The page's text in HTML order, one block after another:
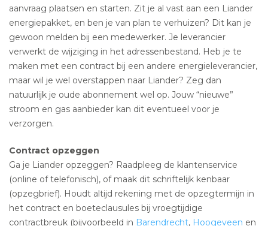
aanvraag plaatsen en starten. Zit je al vast aan een Liander
energiepakket, en ben je van plan te verhuizen? Dit kan je
gewoon melden bij een medewerker. Je leverancier
verwerkt de wijziging in het adressenbestand. Heb je te
maken met een contract bij een andere energieleverancier,
maar wil je wel overstappen naar Liander? Zeg dan
natuurlijk je oude abonnement wel op. Jouw “nieuwe”
stroom en gas aanbieder kan dit eventueel voor je
verzorgen.
Contract opzeggen
Ga je Liander opzeggen? Raadpleeg de klantenservice
(online of telefonisch), of maak dit schriftelijk kenbaar
(opzegbrief). Houdt altijd rekening met de opzegtermijn in
het contract en boeteclausules bij vroegtijdige
contractbreuk (bijvoorbeeld in Barendrecht, Hoogeveen en